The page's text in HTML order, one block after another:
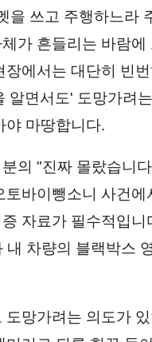
을 쓰고 주행하느라
가 흔들리는 바람
장에서는 대단히 빈
알면서도' 도망가려
야 마땅합니다.
의 "진짜 몰랐습니
토바이뺑소니 사건
자료가 필수적입
내 차량의 블랙박스
도망가려는 의도가